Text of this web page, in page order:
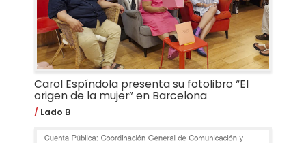
Carol Espíndola presenta su fotolibro “El
origen de la mujer” en Barcelona
Lado B